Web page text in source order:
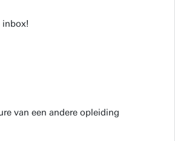
inbox!
van een andere opleiding